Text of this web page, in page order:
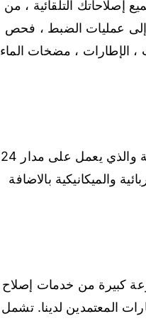
إصلاحاتك التلقائية ، من
إلى عمليات الضبط ، فحص
، الإطارات ، مضخات الماء
يمكنك عبر خدمة المساعدة على الطريق التواصل مع مركز المساعدة الطارئة والذي يعمل على مدار 24
والميكانيكية بالاضافة
كبيرة من خدمات إصلاح
المعتمدين لدينا. تشمل